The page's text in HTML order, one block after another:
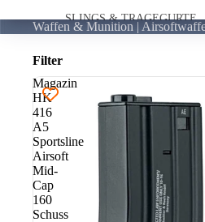
SLINGS & TRAGEGURTE
LUFTDRUCKGEWEHRE
LUFTDRUCKPISTOLEN
CO2 GEWEHRE
CO2 PISTOLEN
CO2 MAGAZINE &
Waffen & Munition |
Filter
Magazin
HK
416
A5
Sportsline
Airsoft
Mid-
Cap
160
Schuss